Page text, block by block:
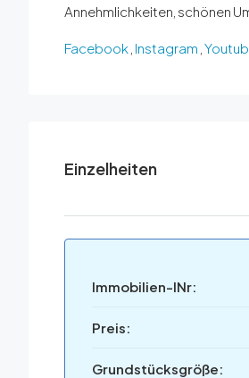
Annehmlichkeiten, schönen
Facebook Instagram
Einzelheiten
Immobilien-INr:
Preis:
Grundstücksgröße: